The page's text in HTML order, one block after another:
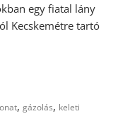
egy fiatal lány
Kecskemétre tartó
,gázolás, keleti